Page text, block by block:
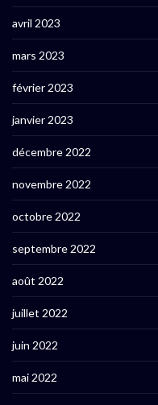
avril 2023
mars 2023
février 2023
janvier 2023
décembre 2022
novembre 2022
octobre 2022
septembre 2022
août 2022
juillet 2022
juin 2022
mai 2022